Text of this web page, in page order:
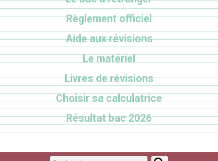
Règlement officiel
Aide aux révisions
Le matériel
Livres de révisions
Choisir sa calculatrice
Résultat bac 2026